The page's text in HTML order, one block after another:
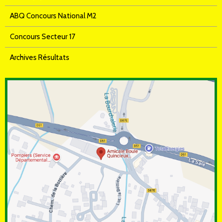
ABQ Concours National M2
Concours Secteur 17
Archives Résultats